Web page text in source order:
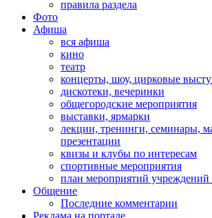
правила раздела
Фото
Афиша
вся афиша
кино
театр
концерты, шоу, цирковые
дискотеки, вечеринки
общегородские мероприятия
выставки, ярмарки
лекции, тренинги, семинары,
презентации
квизы и клубы по интересам
спортивные мероприятия
план мероприятий учреждений
Общение
Последние комментарии
Реклама на портале